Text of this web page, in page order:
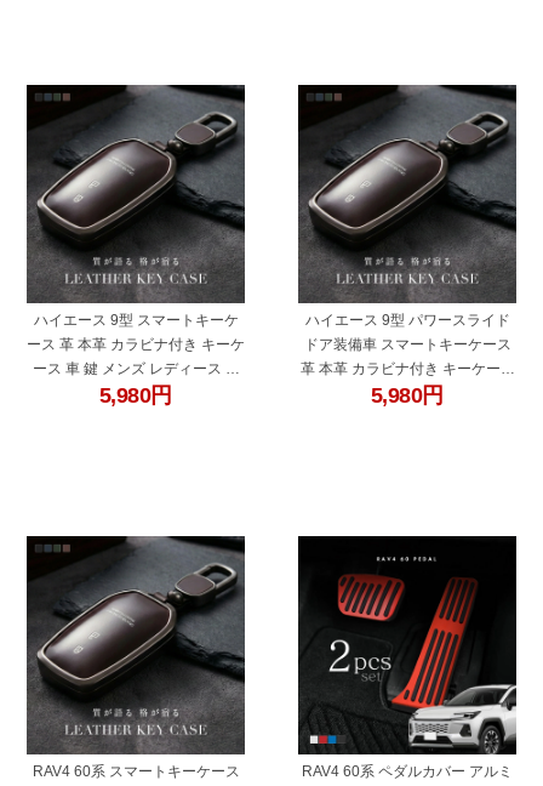
ハイエース 9型 スマートキーケ
ース 革 本革 カラビナ付き キーケ
ース 車 鍵 メンズ レディース ト
ヨタ 互換品 ブラック ブルー グリ
5,980円
ハイエース 9型 パワースライド
ドア装備車 スマートキーケース
革 本革 カラビナ付き キーケース
車 鍵 メンズ レディース トヨタ
5,980円
RAV4 60系 スマートキーケース
RAV4 60系 ペダルカバー アルミ